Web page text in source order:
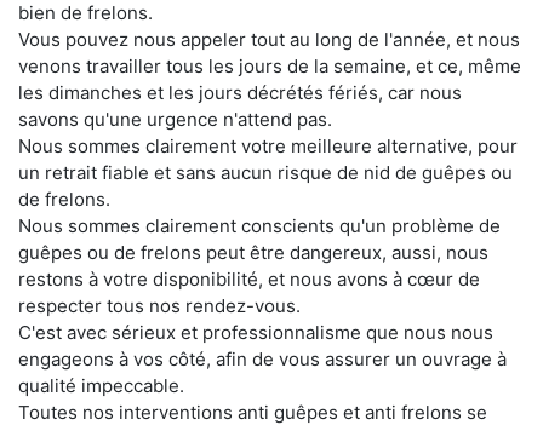
bien de frelons.
Vous pouvez nous appeler tout au long de l'année, et nous
venons travailler tous les jours de la semaine, et ce, même
les dimanches et les jours décrétés fériés, car nous
savons qu'une urgence n'attend pas.
Nous sommes clairement votre meilleure alternative, pour
un retrait fiable et sans aucun risque de nid de guêpes ou
de frelons.
Nous sommes clairement conscients qu'un problème de
guêpes ou de frelons peut être dangereux, aussi, nous
restons à votre disponibilité, et nous avons à cœur de
respecter tous nos rendez-vous.
C'est avec sérieux et professionnalisme que nous nous
engageons à vos côté, afin de vous assurer un ouvrage à
qualité impeccable.
Toutes nos interventions anti guêpes et anti frelons se